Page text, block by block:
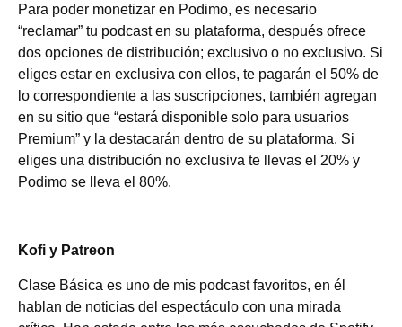
Para poder monetizar en Podimo, es necesario
“reclamar” tu podcast en su plataforma, después ofrece
dos opciones de distribución; exclusivo o no exclusivo. Si
eliges estar en exclusiva con ellos, te pagarán el 50% de
lo correspondiente a las suscripciones, también agregan
en su sitio que “estará disponible solo para usuarios
Premium” y la destacarán dentro de su plataforma. Si
eliges una distribución no exclusiva te llevas el 20% y
Podimo se lleva el 80%.
Kofi y Patreon
Clase Básica es uno de mis podcast favoritos, en él
hablan de noticias del espectáculo con una mirada